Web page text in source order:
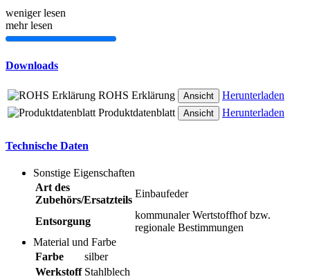
weniger lesen
mehr lesen
Downloads
ROHS Erklärung Ansicht
Herunterladen
Produktdatenblatt
Ansicht Herunterladen
Technische Daten
Sonstige Eigenschaften
Art des
Zubehörs/Ersatzteils
Einbaufeder
Entsorgung
kommunaler Wertstoffhof bzw.
regionale Bestimmungen
Material und Farbe
Farbe
silber
Werkstoff Stahlblech